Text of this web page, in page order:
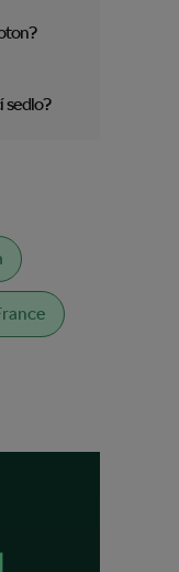
sedlo?